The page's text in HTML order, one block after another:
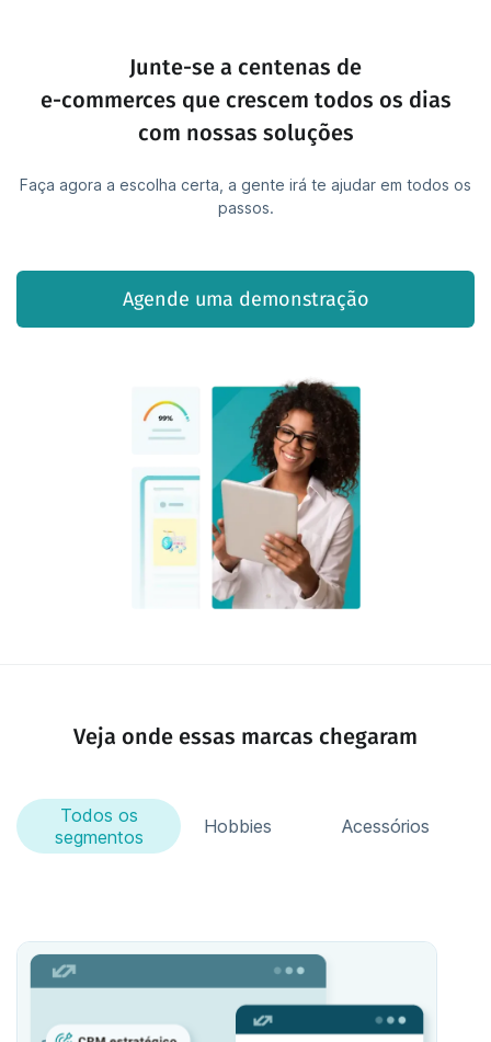
Junte-se a centenas de
e-commerces que crescem todos os dias
com nossas soluções
Faça agora a escolha certa, a gente irá te ajudar em todos os
passos.
Agende uma demonstração
Veja onde essas marcas chegaram
Todos os
segmentos
Moda Hobbies Acessórios